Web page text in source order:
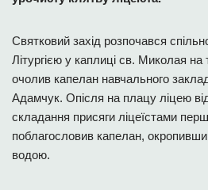
Святковий захід розпочався
Літургією у каплиці св. Миколая на
очолив капелан навчального
Адамчук. Опісля на плацу ліцею
складання присяги ліцеїстами
поблагословив капелан,
водою.